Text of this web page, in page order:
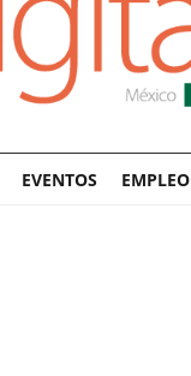
EVENTOS EMPLEO